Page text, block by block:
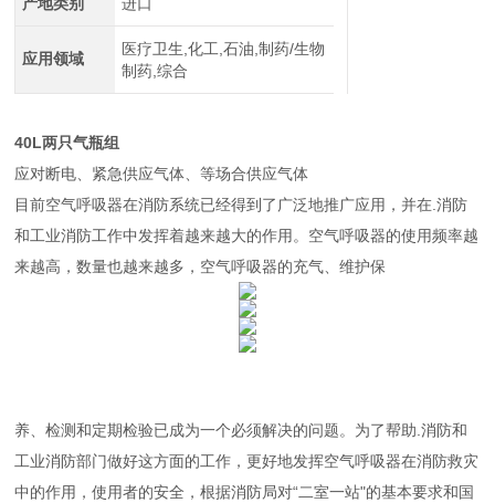
应用领域
医疗卫生,化工,石油,制药/生物
制药,综合
40L两只气瓶组
应对断电、紧急供应气体、等场合供应气体
目前空气呼吸器在消防系统已经得到了广泛地推广应用，并在.消防
和工业消防工作中发挥着越来越大的作用。空气呼吸器的使用频率越
来越高，数量也越来越多，空气呼吸器的充气、维护保
养、检测和定期检验已成为一个必须解决的问题。为了帮助.消防和
工业消防部门做好这方面的工作，更好地发挥空气呼吸器在消防救灾
中的作用，使用者的安全，根据消防局对“二室一站"的基本要求和国